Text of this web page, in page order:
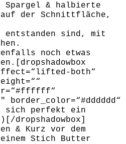
Spargel & halbierte
auf der Schnittfläche,
entstanden sind, mit
noch etwas
both“
border_color=“#dddddd“
sich perfekt ein
dropshadowbox]
& Kurz vor dem
Stich Butter